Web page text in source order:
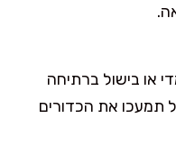
או בישול ברתיחה
תמעכו את הכדורים